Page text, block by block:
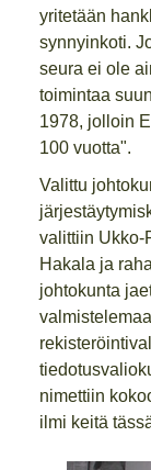
yritetään
synnyinkoti.
seura ei ole
toimintaa
1978, jolloin
100 vuotta".
Valittu
valittiin Ukko-
Hakala ja
johtokunta
nimettiin
ilmi keitä